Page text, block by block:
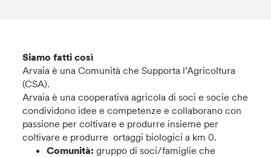
Siamo fatti così
Arvaia è una Comunità che Supporta l’Agricoltura
(CSA).
Arvaia è una cooperativa agricola di soci e socie che
condividono idee e competenze e collaborano con
passione per coltivare e produrre insieme per
coltivare e produrre ortaggi biologici a km 0.
Comunità: gruppo di soci/famiglie che